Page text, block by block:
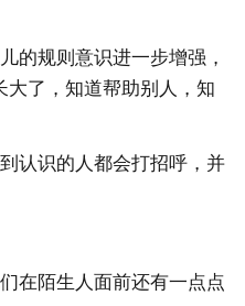
的规则意识进一步增强，
大了，知道帮助别人，知
认识的人都会打招呼，并
在陌生人面前还有一点点